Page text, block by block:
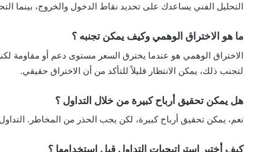
التحليل الفني يساعدك على تحديد نقاط الدخول والخروج، بينما
ما هو الاختراق الوهمي وكيف يمكن تجنبه ؟
الاختراق الوهمي هو عندما يخترق السعر مستوى دعم أو مقاومة
لتجنب ذلك، يمكن الانتظار قليلاً للتأكد من أن الاختراق حقيقي.
هل يمكن تحقيق أرباح كبيرة من خلال التداول ؟
نعم، يمكن تحقيق أرباح كبيرة، لكن يجب الحذر من المخاطر.
كيف أختبر استراتيجيات التداول قبل استخدامها ؟